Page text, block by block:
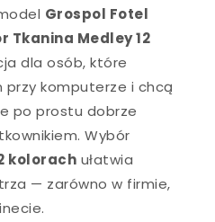
Grospol Fotel
Tkanina Medley 12
dla osób, które
przy komputerze i chcą
po prostu dobrze
Wybór
kolorach ułatwia
— zarówno w firmie,